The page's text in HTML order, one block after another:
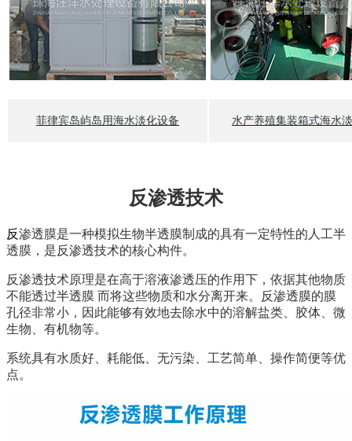
菲律宾岛屿岛用海水淡化设备 水产养殖集装箱式海水
反渗透技术
反渗透膜是一种模拟生物半透膜制成的具有一定特性的人工半
透膜，是反渗透技术的核心构件。
反渗透技术原理是在高于溶液渗透压的作用下，依据其他物质
不能透过半透膜 而将这些物质和水分离开来。反渗透膜的膜
孔径非常小，因此能够有效地去除水中的溶解盐类、胶体、微
生物、有机物等。
系统具有水质好、耗能低、无污染、工艺简单、操作简便等优
点。